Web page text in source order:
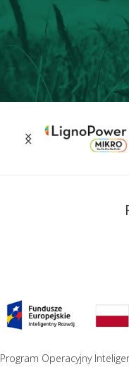
Program Operacyjny